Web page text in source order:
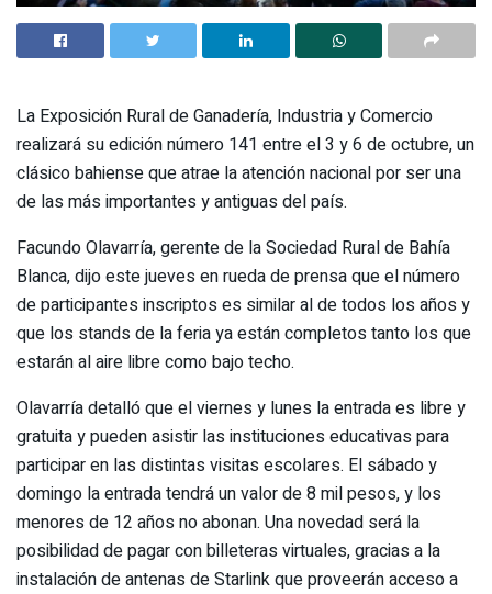
La Exposición Rural de Ganadería, Industria y Comercio
realizará su edición número 141 entre el 3 y 6 de octubre, un
clásico bahiense que atrae la atención nacional por ser una
de las más importantes y antiguas del país.
Facundo Olavarría, gerente de la Sociedad Rural de Bahía
Blanca, dijo este jueves en rueda de prensa que el número
de participantes inscriptos es similar al de todos los años y
que los stands de la feria ya están completos tanto los que
estarán al aire libre como bajo techo.
Olavarría detalló que el viernes y lunes la entrada es libre y
gratuita y pueden asistir las instituciones educativas para
participar en las distintas visitas escolares. El sábado y
domingo la entrada tendrá un valor de 8 mil pesos, y los
menores de 12 años no abonan. Una novedad será la
posibilidad de pagar con billeteras virtuales, gracias a la
instalación de antenas de Starlink que proveerán acceso a